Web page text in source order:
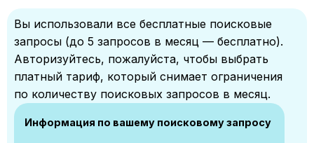
Вы использовали все бесплатные поисковые
запросы (до 5 запросов в месяц — бесплатно).
Авторизуйтесь, пожалуйста, чтобы выбрать
платный тариф, который снимает ограничения
по количеству поисковых запросов в месяц.
Информация по вашему поисковому запросу